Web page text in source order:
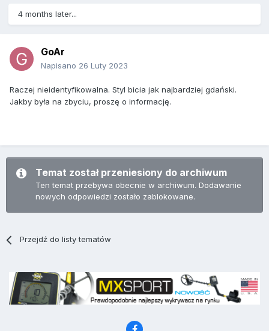
4 months later...
GoAr
Napisano 26 Luty 2023
Raczej nieidentyfikowalna. Styl bicia jak najbardziej gdański.
Jakby była na zbyciu, proszę o informację.
Temat został przeniesiony do archiwum
Ten temat przebywa obecnie w archiwum. Dodawanie
nowych odpowiedzi zostało zablokowane.
Przejdź do listy tematów